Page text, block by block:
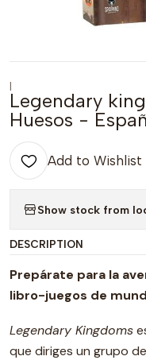
|
Legendary
Huesos -
Add to Wishlist
Show stock from
DESCRIPTION
Prepárate para la
libro-juegos de
Legendary Kingdoms
que diriges un grupo